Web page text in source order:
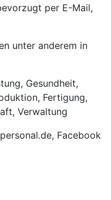
per E-Mail,
unter anderem in
Gesundheit,
Fertigung,
Verwaltung
Facebook